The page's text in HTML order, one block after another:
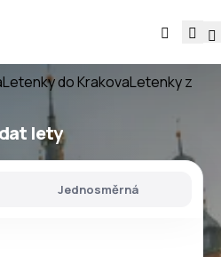
Letenky do KrakovaLetenky z
lety
Jednosměrná